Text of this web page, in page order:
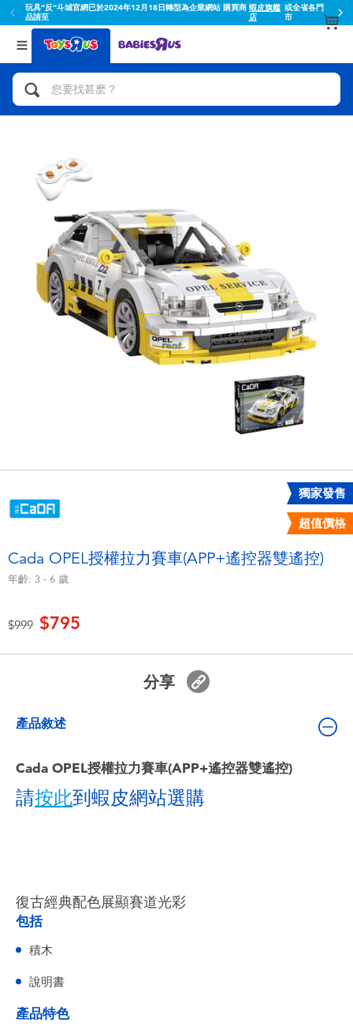
玩具"反"斗城官網已於2024年12月18日轉型為企業網站 購買商
品請至
蝦皮旗艦
店
或全省各門
市
返回
分類目錄
人氣英雄,角色扮演,射擊玩具
拼砌組合及樂高LEGO
玩具車,貨車,火車及遙控系列
手工藝,文具,蠟筆,泥膠,畫板
娃娃, 芭比,收藏公仔
角色扮演及造型系列
毛毛公仔玩具
嬰兒及學前玩具
電池
任天堂 Switch
角色收藏
返回
品牌
Toy Story玩具總動員
52TOYS
Fuggler
Miniso名創優品
playpop
Play-Doh培樂多
獨家發售
超值價格
Cada OPEL授權拉力賽車(APP+遙控器雙遙控)
年齡: 3 - 6 歲
價格從
$999至$795
分享
產品敘述
Cada OPEL授權拉力賽車(APP+遙控器雙遙控)
請按此到蝦皮網站選購
復古經典配色展顯賽道光彩
包括
積木
說明書
產品特色